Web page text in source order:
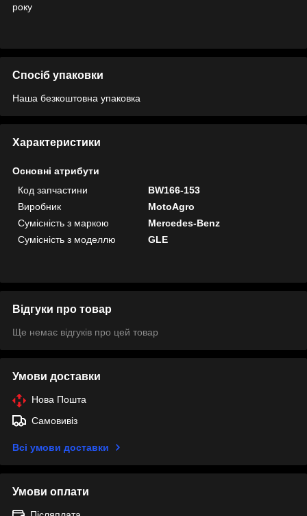
року
Спосіб упаковки
Наша безкоштовна упаковка
Характеристики
Основні атрибути
Код запчастини
BW166-153
Виробник
MotoAgro
Сумісність з маркою
Mercedes-Benz
Сумісність з моделлю
GLE
Відгуки про товар
Ще немає відгуків про цей товар
Умови доставки
Нова Пошта
Самовивіз
Всі умови доставки
Умови оплати